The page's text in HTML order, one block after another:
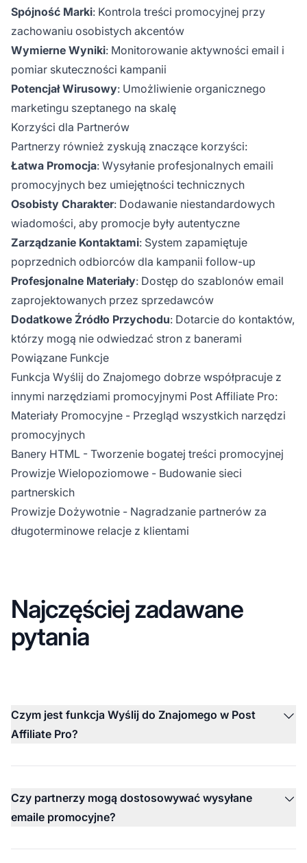
Spójność Marki: Kontrola treści promocyjnej przy
zachowaniu osobistych akcentów
Wymierne Wyniki: Monitorowanie aktywności email i
pomiar skuteczności kampanii
Potencjał Wirusowy: Umożliwienie organicznego
marketingu szeptanego na skalę
Korzyści dla Partnerów
Partnerzy również zyskują znaczące korzyści:
Łatwa Promocja: Wysyłanie profesjonalnych emaili
promocyjnych bez umiejętności technicznych
Osobisty Charakter: Dodawanie niestandardowych
wiadomości, aby promocje były autentyczne
Zarządzanie Kontaktami: System zapamiętuje
poprzednich odbiorców dla kampanii follow-up
Profesjonalne Materiały: Dostęp do szablonów email
zaprojektowanych przez sprzedawców
Dodatkowe Źródło Przychodu: Dotarcie do kontaktów,
którzy mogą nie odwiedzać stron z banerami
Powiązane Funkcje
Funkcja Wyślij do Znajomego dobrze współpracuje z
innymi narzędziami promocyjnymi Post Affiliate Pro:
Materiały Promocyjne - Przegląd wszystkich narzędzi
promocyjnych
Banery HTML - Tworzenie bogatej treści promocyjnej
Prowizje Wielopoziomowe - Budowanie sieci
partnerskich
Prowizje Dożywotnie - Nagradzanie partnerów za
długoterminowe relacje z klientami
Najczęściej zadawane
pytania
Czym jest funkcja Wyślij do Znajomego w Post
Affiliate Pro?
Czy partnerzy mogą dostosowywać wysyłane
emaile promocyjne?